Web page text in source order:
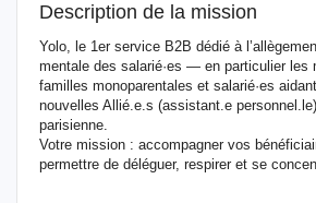
Description de la mission
Yolo, le 1er service B2B dédié à
mentale des salarié·es — en particulier les
familles monoparentales et salarié·es
nouvelles Allié.e.s (assistant.e
parisienne.
Votre mission : accompagner vos
permettre de déléguer, respirer et se